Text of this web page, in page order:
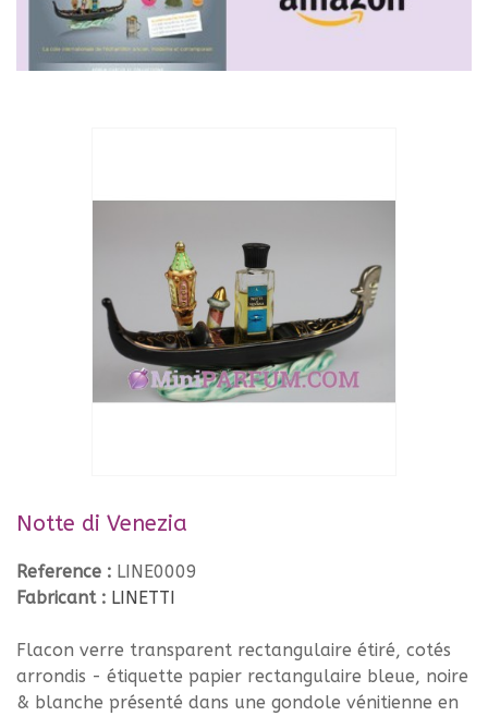
Notte di Venezia
Reference : LINE0009
Fabricant : LINETTI
Flacon verre transparent rectangulaire étiré, cotés
arrondis - étiquette papier rectangulaire bleue, noire
& blanche présenté dans une gondole vénitienne en